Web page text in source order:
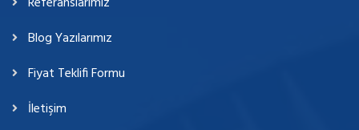
Blog Yazılarımız
Fiyat Teklifi Formu
İletişim